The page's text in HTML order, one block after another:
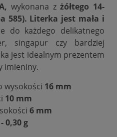
wykonana zżółtego 14-
585). Literka jest mała i
do każdego delikatnego
singapur czy bardziej
jest idealnym prezentem
imieniny.
wysokości 16 mm
10 mm
6 mm
0,30 g